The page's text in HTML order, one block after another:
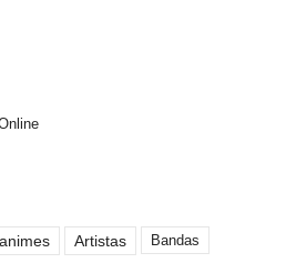
animes Artistas Bandas